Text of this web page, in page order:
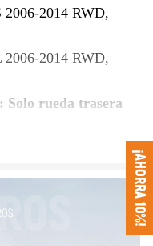
2006-2014 RWD,
2014 RWD,
Solo rueda trasera
rendimiento S355,
¡AHORRA 10%!